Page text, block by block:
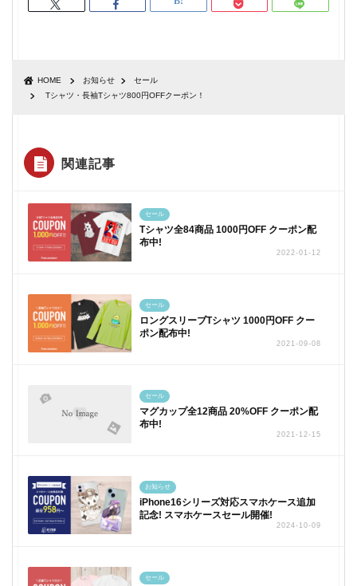
HOME お知らせ
セール
Tシャツ・長袖Tシャツ800円OFFクーポン！
関連記事
セール
Tシャツ全84商品 1000円OFF クーポン配
布中!
2022-01-12
セール
ロングスリーブTシャツ 1000円OFF クー
ポン配布中!
2021-09-08
セール
マグカップ全12商品 20%OFF クーポン配
布中!
2021-12-15
お知らせ
iPhone16シリーズ対応スマホケース追加
記念! スマホケースセール開催!
2024-10-09
セール